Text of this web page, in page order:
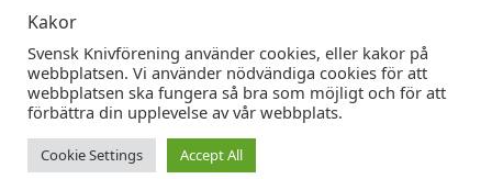
| Powered by Mantra
Kakor
Svensk Knivförening använder cookies, eller kakor på
webbplatsen. Vi använder nödvändiga cookies för att
webbplatsen ska fungera så bra som möjligt och för att
förbättra din upplevelse av vår webbplats.
Cookie Settings Accept All